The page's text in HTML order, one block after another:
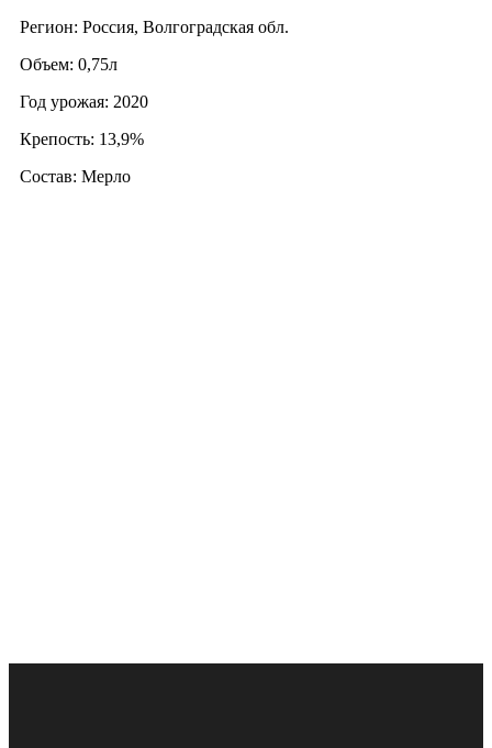
Регион: Россия, Волгоградская обл.
Объем: 0,75л
Год урожая: 2020
Крепость: 13,9%
Состав: Мерло